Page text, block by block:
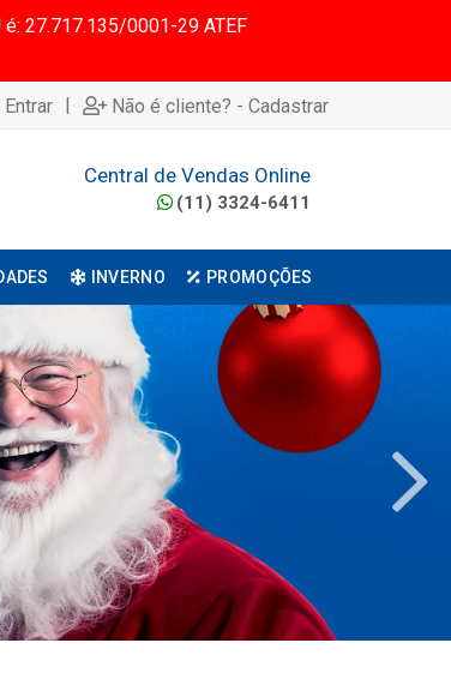
27.717.135/0001-29 ATEF
| Não é cliente? - Cadastrar
Central de Vendas Online
(11) 3324-6411
INVERNO PROMOÇÕES